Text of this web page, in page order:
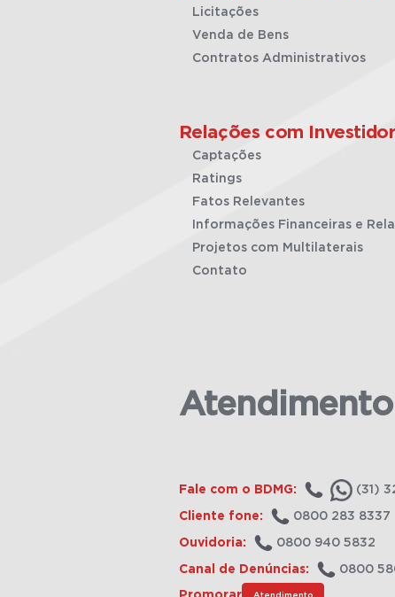
Licitações
Venda de Bens
Contratos Administrativos
Relações com
Captações
Ratings
Fatos Relevantes
Informações Financeiras e
Projetos com Multilaterais
Contato
Atendimento
Fale com o BDMG: (31)
Cliente fone: 0800 283 8337
Ouvidoria: 0800 940 5832
Canal de Denúncias: 0800
Atendimento